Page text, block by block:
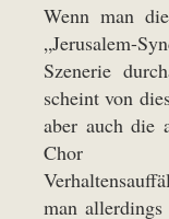
Wenn man
„Jerusalem-
Szenerie
scheint von
aber auch die
Chor
man